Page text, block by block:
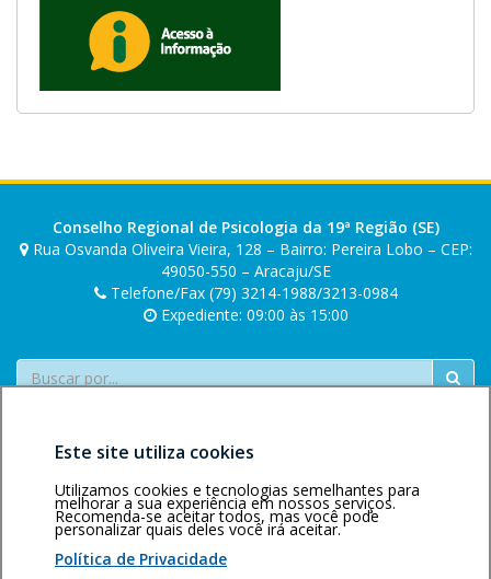
Conselho Regional de Psicologia da 19ª Região (SE)
Rua Osvanda Oliveira Vieira, 128 – Bairro: Pereira Lobo – CEP:
49050-550 – Aracaju/SE
Telefone/Fax (79) 3214-1988/3213-0984
Expediente: 09:00 às 15:00
Buscar
Área restritaPolítica de
privacidadePersonalização
de cookies
Voltar ao topo
Este site utiliza cookies
Utilizamos cookies e tecnologias semelhantes para
melhorar a sua experiência em nossos serviços.
Recomenda-se aceitar todos, mas você pode
personalizar quais deles você irá aceitar.
Política de Privacidade